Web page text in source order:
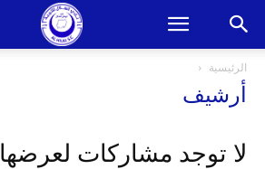
الرئيسية
أرشيف
لا توجد مشاركات لعرضها